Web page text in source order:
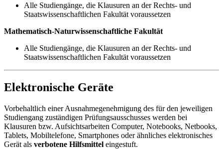
Alle Studiengänge, die Klausuren an der Rechts- und
Staatswissenschaftlichen Fakultät voraussetzen
Mathematisch-Naturwissenschaftliche Fakultät
Alle Studiengänge, die Klausuren an der Rechts- und
Staatswissenschaftlichen Fakultät voraussetzen
Elektronische Geräte
Vorbehaltlich einer Ausnahmegenehmigung des für den jeweiligen
Studiengang zuständigen Prüfungsausschusses werden bei
Klausuren bzw. Aufsichtsarbeiten Computer, Notebooks, Netbooks,
Tablets, Mobiltelefone, Smartphones oder ähnliches elektronisches
Gerät als verbotene Hilfsmittel eingestuft.